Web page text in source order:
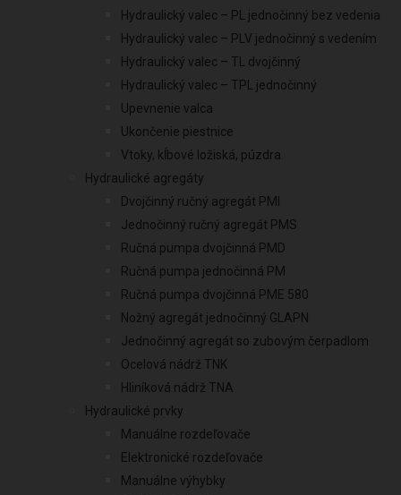
Hydraulický valec – PL jednočinný bez vedenia
Hydraulický valec – PLV jednočinný s vedením
Hydraulický valec – TL dvojčinný
Hydraulický valec – TPL jednočinný
Upevnenie valca
Ukončenie piestnice
Vtoky, kĺbové ložiská, púzdra
Hydraulické agregáty
Dvojčinný ručný agregát PMI
Jednočinný ručný agregát PMS
Ručná pumpa dvojčinná PMD
Ručná pumpa jednočinná PM
Ručná pumpa dvojčinná PME 580
Nožný agregát jednočinný GLAPN
Jednočinný agregát so zubovým čerpadlom
Ocelová nádrž TNK
Hliníková nádrž TNA
Hydraulické prvky
Manuálne rozdeľovače
Elektronické rozdeľovače
Manuálne výhybky